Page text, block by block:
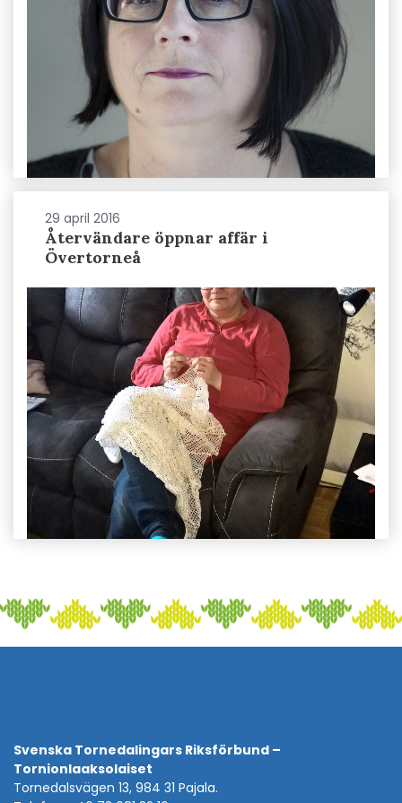
29 april 2016
Återvändare öppnar affär i
Övertorneå
Svenska Tornedalingars Riksförbund –
Tornionlaaksolaiset
Tornedalsvägen 13, 984 31 Pajala.